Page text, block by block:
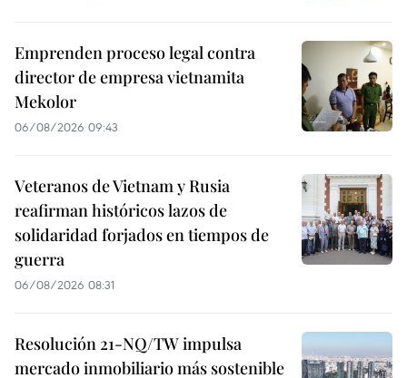
Emprenden proceso legal contra
director de empresa vietnamita
Mekolor
06/08/2026 09:43
Veteranos de Vietnam y Rusia
reafirman históricos lazos de
solidaridad forjados en tiempos de
guerra
06/08/2026 08:31
Resolución 21-NQ/TW impulsa
mercado inmobiliario más sostenible